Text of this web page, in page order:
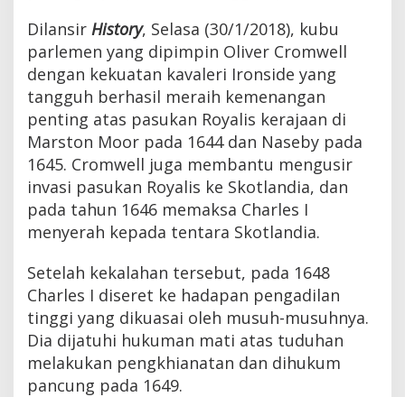
Dilansir History, Selasa (30/1/2018), kubu
parlemen yang dipimpin Oliver Cromwell
dengan kekuatan kavaleri Ironside yang
tangguh berhasil meraih kemenangan
penting atas pasukan Royalis kerajaan di
Marston Moor pada 1644 dan Naseby pada
1645. Cromwell juga membantu mengusir
invasi pasukan Royalis ke Skotlandia, dan
pada tahun 1646 memaksa Charles I
menyerah kepada tentara Skotlandia.
Setelah kekalahan tersebut, pada 1648
Charles I diseret ke hadapan pengadilan
tinggi yang dikuasai oleh musuh-musuhnya.
Dia dijatuhi hukuman mati atas tuduhan
melakukan pengkhianatan dan dihukum
pancung pada 1649.